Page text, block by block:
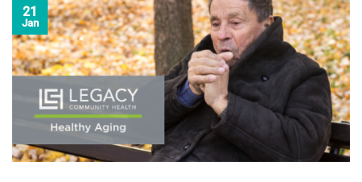
21
Jan